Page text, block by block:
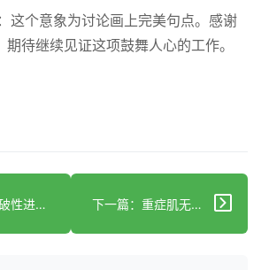
这个意象为讨论画上完美句点。感谢
待继续见证这项鼓舞人心的工作。
上一篇：突破性进展：癌症药物效力提升20,000倍 下一篇：重症肌无力患者早产和剖腹产风险显著升高